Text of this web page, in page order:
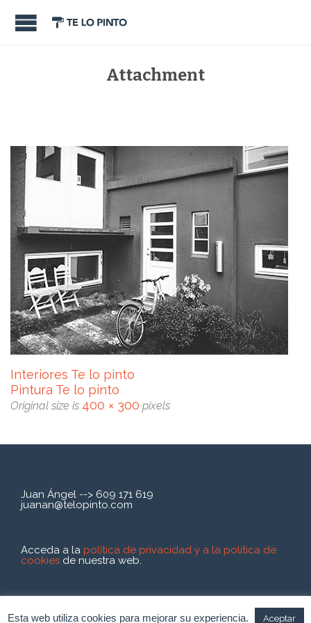
Attachment
Interiores Te lo pinto
Pintura Te lo pinto
Original size is 400 × 300 pixels
Juan Ángel --> 609 171 619
juanan@telopinto.com
Acceda a la política de privacidad y a la política de
cookies de nuestra web.
estando nuestra sede en la Sierra Noroeste.
Esta web utiliza cookies para mejorar su experiencia. Aceptar